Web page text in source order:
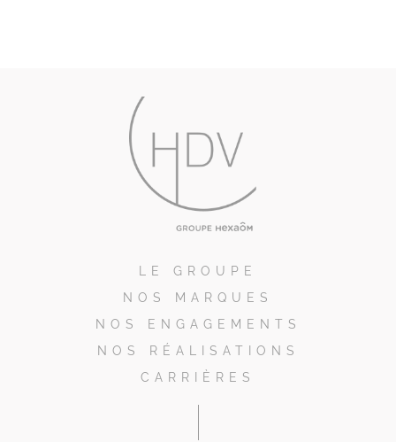
LE GROUPE
NOS MARQUES
NOS ENGAGEMENTS
NOS RÉALISATIONS
CARRIÈRES